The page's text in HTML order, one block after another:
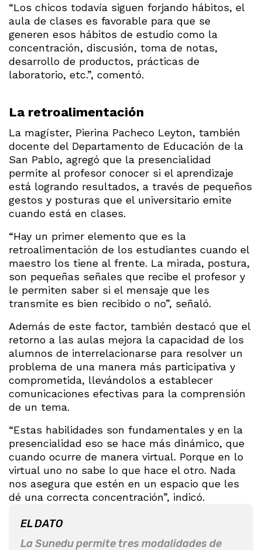
“Los chicos todavía siguen forjando hábitos, el
aula de clases es favorable para que se
generen esos hábitos de estudio como la
concentración, discusión, toma de notas,
desarrollo de productos, prácticas de
laboratorio, etc.”, comentó.
La retroalimentación
La magíster, Pierina Pacheco Leyton, también
docente del Departamento de Educación de la
San Pablo, agregó que la presencialidad
permite al profesor conocer si el aprendizaje
está logrando resultados, a través de pequeños
gestos y posturas que el universitario emite
cuando está en clases.
“Hay un primer elemento que es la
retroalimentación de los estudiantes cuando el
maestro los tiene al frente. La mirada, postura,
son pequeñas señales que recibe el profesor y
le permiten saber si el mensaje que les
transmite es bien recibido o no”, señaló.
Además de este factor, también destacó que el
retorno a las aulas mejora la capacidad de los
alumnos de interrelacionarse para resolver un
problema de una manera más participativa y
comprometida, llevándolos a establecer
comunicaciones efectivas para la comprensión
de un tema.
“Estas habilidades son fundamentales y en la
presencialidad eso se hace más dinámico, que
cuando ocurre de manera virtual. Porque en lo
virtual uno no sabe lo que hace el otro. Nada
nos asegura que estén en un espacio que les
dé una correcta concentración”, indicó.
EL DATO
La Sunedu permite tres modalidades de